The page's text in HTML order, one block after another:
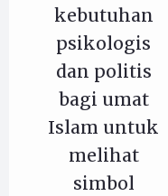
kebutuhan
psikologis
dan politis
bagi umat
Islam untuk
melihat
simbol